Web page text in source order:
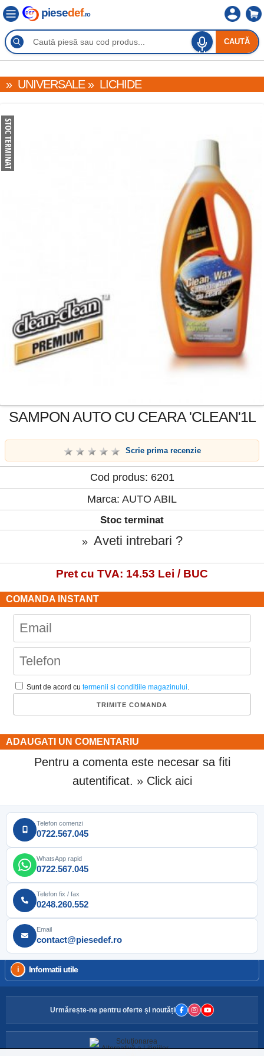
CAUTĂ
piesedef.ro
» UNIVERSALE» LICHIDE
SAMPON AUTO CU CEARA 'CLEAN'1L
Scrie prima recenzie
Cod produs: 6201
Marca: AUTO ABIL
Stoc terminat
» Aveti intrebari ?
Pret cu TVA: 14.53 Lei / BUC
COMANDA INSTANT
Sunt de acord cutermenii si conditiile magazinului.
ADAUGATI UN COMENTARIU
Pentru a comenta este necesar sa fiti
autentificat. » Click aici
Telefon comenzi
0722.567.045
WhatsApp rapid
0722.567.045
Telefon fix / fax
0248.260.552
Email
contact@piesedef.ro
Informatii utile
Urmărește-ne pentru oferte și noutăți